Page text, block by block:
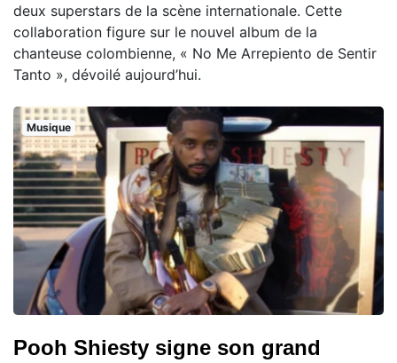
deux superstars de la scène internationale. Cette
collaboration figure sur le nouvel album de la
chanteuse colombienne, « No Me Arrepiento de Sentir
Tanto », dévoilé aujourd’hui.
Musique
Pooh Shiesty signe son grand